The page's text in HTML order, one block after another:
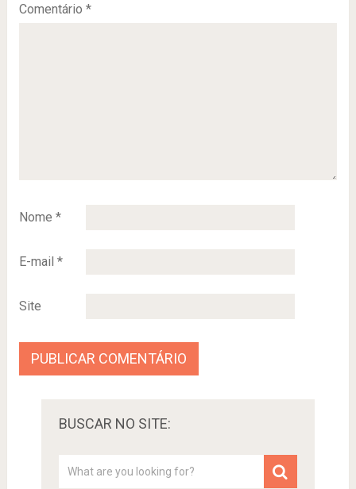
Comentário *
Nome *
E-mail *
Site
BUSCAR NO SITE: